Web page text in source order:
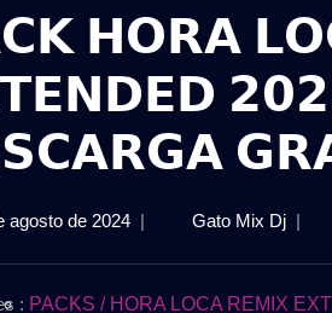
𝗛𝗢𝗥𝗔
agosto de 20242
de
| Gato Mix Dj𝗣𝗔𝗖𝗞
–
|
: PACKS / HORA LOCA REMIX